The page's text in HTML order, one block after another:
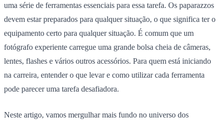
uma série de ferramentas essenciais para essa tarefa. Os paparazzos
devem estar preparados para qualquer situação, o que significa ter o
equipamento certo para qualquer situação. É comum que um
fotógrafo experiente carregue uma grande bolsa cheia de câmeras,
lentes, flashes e vários outros acessórios. Para quem está iniciando
na carreira, entender o que levar e como utilizar cada ferramenta
pode parecer uma tarefa desafiadora.
Neste artigo, vamos mergulhar mais fundo no universo dos